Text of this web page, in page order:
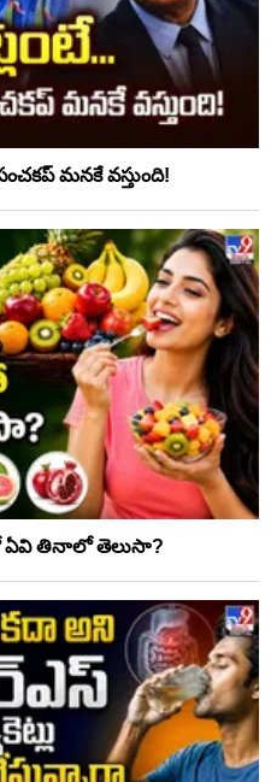
మనకే వస్తుంది!
ఏవి తినాలో తెలుసా?